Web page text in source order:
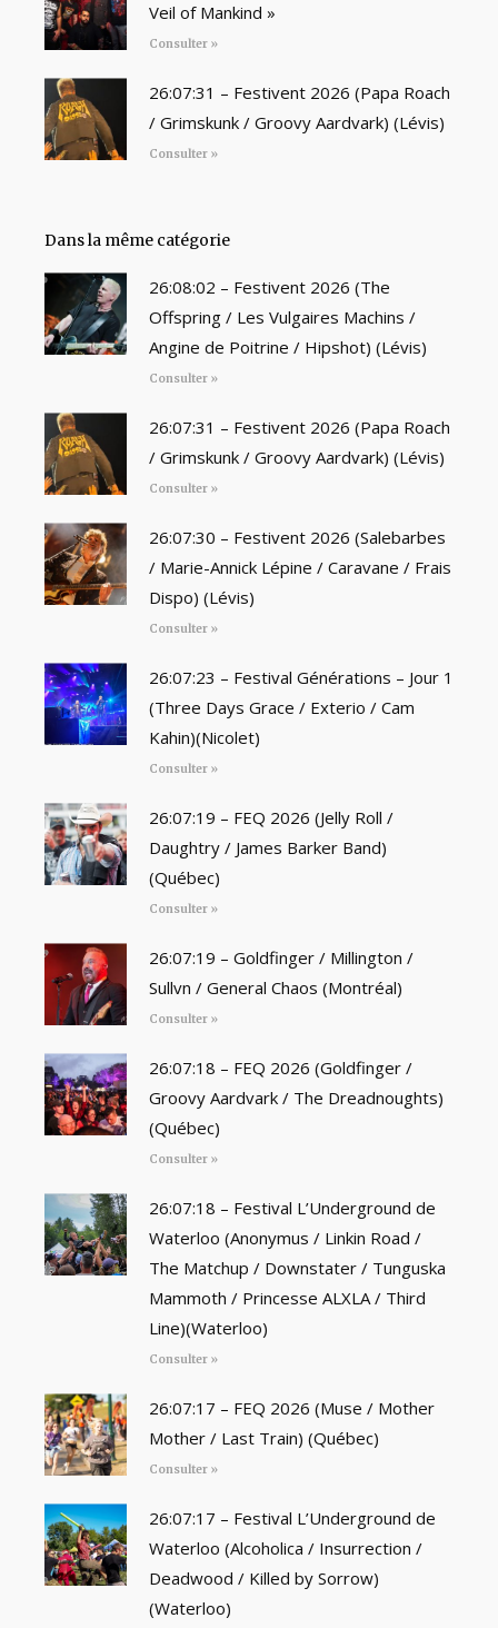
Veil of Mankind »
Consulter »
26:07:31 – Festivent 2026 (Papa Roach
/ Grimskunk / Groovy Aardvark) (Lévis)
Consulter »
Dans la même catégorie
26:08:02 – Festivent 2026 (The
Offspring / Les Vulgaires Machins /
Angine de Poitrine / Hipshot) (Lévis)
Consulter »
26:07:31 – Festivent 2026 (Papa Roach
/ Grimskunk / Groovy Aardvark) (Lévis)
Consulter »
26:07:30 – Festivent 2026 (Salebarbes
/ Marie-Annick Lépine / Caravane / Frais
Dispo) (Lévis)
Consulter »
26:07:23 – Festival Générations – Jour 1
(Three Days Grace / Exterio / Cam
Kahin)(Nicolet)
Consulter »
26:07:19 – FEQ 2026 (Jelly Roll /
Daughtry / James Barker Band)
(Québec)
Consulter »
26:07:19 – Goldfinger / Millington /
Sullvn / General Chaos (Montréal)
Consulter »
26:07:18 – FEQ 2026 (Goldfinger /
Groovy Aardvark / The Dreadnoughts)
(Québec)
Consulter »
26:07:18 – Festival L’Underground de
Waterloo (Anonymus / Linkin Road /
The Matchup / Downstater / Tunguska
Mammoth / Princesse ALXLA / Third
Line)(Waterloo)
Consulter »
26:07:17 – FEQ 2026 (Muse / Mother
Mother / Last Train) (Québec)
Consulter »
26:07:17 – Festival L’Underground de
Waterloo (Alcoholica / Insurrection /
Deadwood / Killed by Sorrow)
(Waterloo)